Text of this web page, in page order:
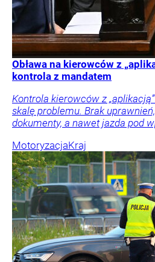
Obława na kierowców z
kontrola z mandatem
Kontrola kierowców z
skalę problemu. Brak
dokumenty, a nawet jazda pod
MotoryzacjaKraj